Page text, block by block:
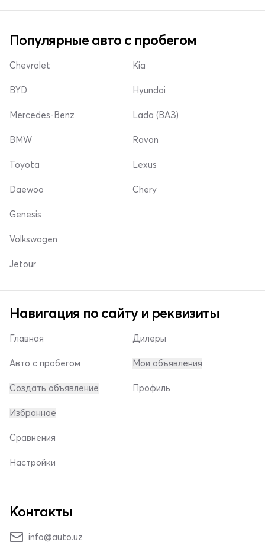
Популярные авто с пробегом
Chevrolet
BYD
Mercedes-Benz
Kia
Hyundai
Lada (ВАЗ)
BMW
Toyota
Daewoo
Ravon
Lexus
Chery
Genesis
Volkswagen
Jetour
Навигация по сайту и реквизиты
Главная
Авто с пробегом
Создать объявление
Дилеры
Мои объявления
Профиль
Избранное
Сравнения
Настройки
Контакты
info@auto.uz